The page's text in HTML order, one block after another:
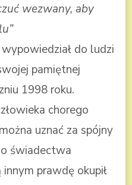
wezwany, aby
do ludzi
pamiętnej
1998 roku.
chorego
uznać za spójny
świadectwa
prawdę okupił